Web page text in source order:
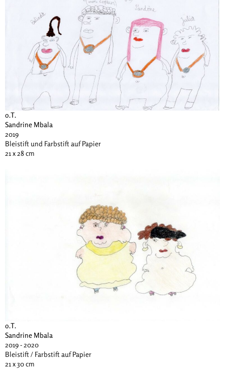
o.T.
Sandrine Mbala
2019
Bleistift und Farbstift auf Papier
21 x 28 cm
o.T.
Sandrine Mbala
2019 - 2020
Bleistift / Farbstift auf Papier
21 x 30 cm